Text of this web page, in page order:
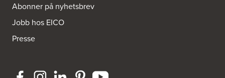
Bygg Innredning A/S
Thiisabakken 13
4010 Stavanger
Tel.:
HEgelandsvegen 542
Abonner på nyhetsbrev
Jobb hos EICO
Presse